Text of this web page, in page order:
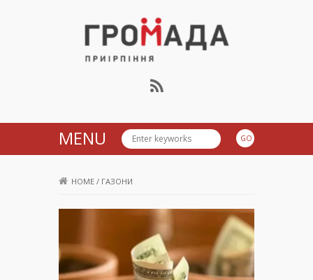
Громада Приірпіння
MENU
HOME / ГАЗОНИ